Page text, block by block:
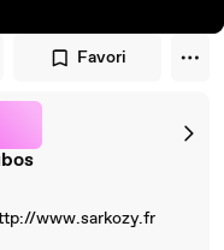
Favori
www.sarkozy.fr